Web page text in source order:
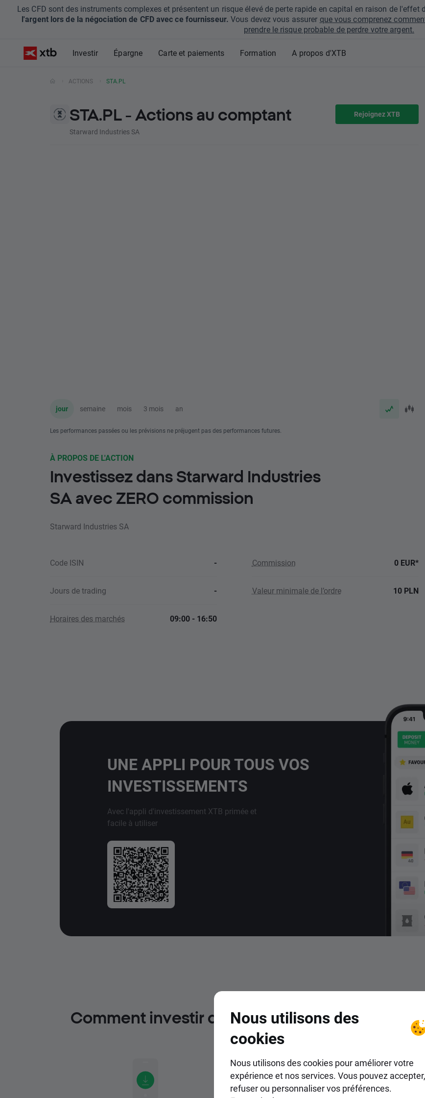
Les CFD sont des instruments complexes et présentent un risque élevé de perte rapide en capital en raison de l'effet
l'argent lors de la négociation de CFD avec ce fournisseur. Vous devez vous assurer que vous comprenez
prendre le risque probable de perdre votre argent.
Investir Épargne Carte et paiements Formation A propos d'XTB
ACTIONS STA.PL
STA.PL - Actions au comptant
Starward Industries SA
Rejoignez XTB
jour semaine mois 3 mois an
Les performances passées ou les prévisions ne préjugent pas des performances futures.
À PROPOS DE L'ACTION
Investissez dans Starward Industries
SA avec ZERO commission
Starward Industries SA
Code ISIN - Commission 0 EUR*
Jours de trading - Valeur minimale de l’ordre 10 PLN
Horaires des marchés 09:00 - 16:50
UNE APPLI POUR TOUS VOS
INVESTISSEMENTS
Avec l'appli d'investissement XTB primée et
facile à utiliser
Comment investir dans les actions Starward
Nous utilisons des
cookies
Nous utilisons des cookies pour améliorer votre
expérience et nos services. Vous pouvez accepter,
refuser ou personnaliser vos préférences.